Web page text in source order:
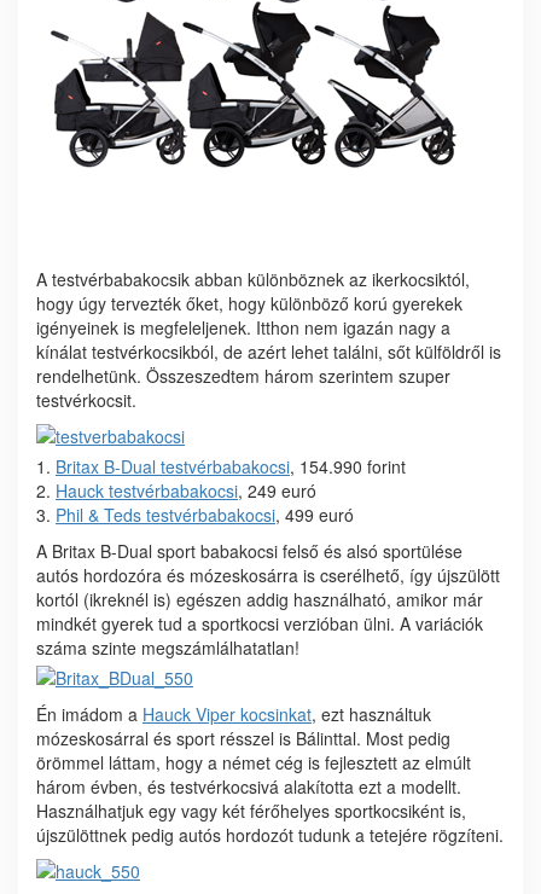
A testvérbabakocsik abban különböznek az ikerkocsiktól,
hogy úgy tervezték őket, hogy különböző korú gyerekek
igényeinek is megfeleljenek. Itthon nem igazán nagy a
kínálat testvérkocsikból, de azért lehet találni, sőt külföldről is
rendelhetünk. Összeszedtem három szerintem szuper
testvérkocsit.
1. Britax B-Dual testvérbabakocsi, 154.990 forint
2. Hauck testvérbabakocsi, 249 euró
3. Phil & Teds testvérbabakocsi, 499 euró
A Britax B-Dual sport babakocsi felső és alsó sportülése
autós hordozóra és mózeskosárra is cserélhető, így újszülött
kortól (ikreknél is) egészen addig használható, amikor már
mindkét gyerek tud a sportkocsi verzióban ülni. A variációk
száma szinte megszámlálhatatlan!
Én imádom a Hauck Viper kocsinkat, ezt használtuk
mózeskosárral és sport résszel is Bálinttal. Most pedig
örömmel láttam, hogy a német cég is fejlesztett az elmúlt
három évben, és testvérkocsivá alakította ezt a modellt.
Használhatjuk egy vagy két férőhelyes sportkocsiként is,
újszülöttnek pedig autós hordozót tudunk a tetejére rögzíteni.